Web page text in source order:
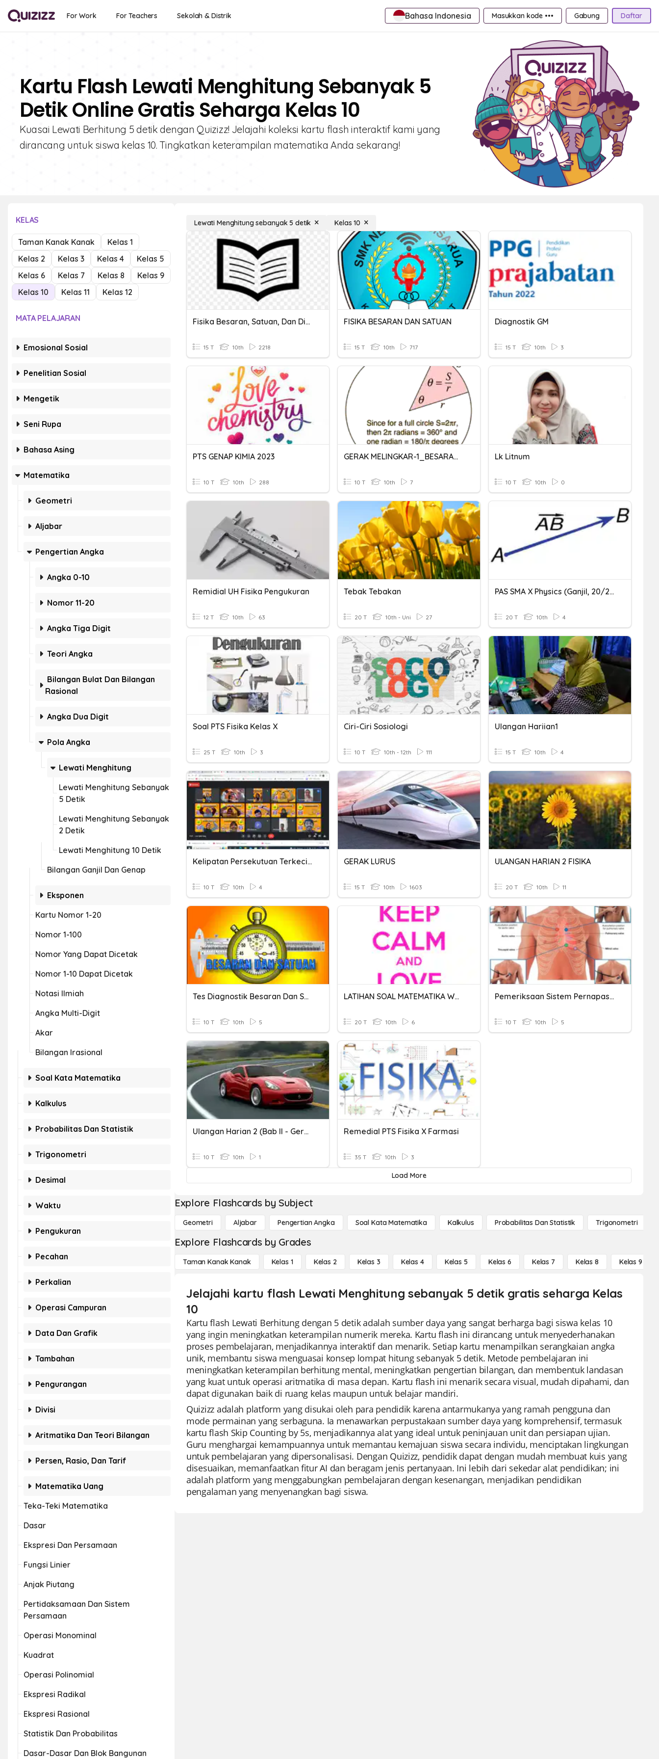
For Work For Teachers Sekolah & Distrik Bahasa Indonesia Masukkan kode ••• Gabung Daftar
Kartu Flash Lewati Menghitung Sebanyak 5
Detik Online Gratis Seharga Kelas 10
Kuasai Lewati Berhitung 5 detik dengan Quizizz! Jelajahi koleksi kartu flash interaktif kami yang
dirancang untuk siswa kelas 10. Tingkatkan keterampilan matematika Anda sekarang!
KELAS
Taman Kanak Kanak
Kelas 1
Kelas 2
Kelas 3 Kelas 4
Kelas 5
Kelas 6
Kelas 7 Kelas 8
Kelas 9
Kelas 10
Kelas 11 Kelas 12
MATA PELAJARAN
Emosional Sosial
Penelitian Sosial
Mengetik
Seni Rupa
Bahasa Asing
Matematika
Geometri
Aljabar
Pengertian Angka
Angka 0-10
Nomor 11-20
Angka Tiga Digit
Teori Angka
Bilangan Bulat Dan Bilangan
Rasional
Angka Dua Digit
Pola Angka
Lewati Menghitung
Lewati Menghitung Sebanyak
5 Detik
Lewati Menghitung Sebanyak
2 Detik
Lewati Menghitung 10 Detik
Bilangan Ganjil Dan Genap
Eksponen
Kartu Nomor 1-20
Nomor 1-100
Nomor Yang Dapat Dicetak
Nomor 1-10 Dapat Dicetak
Notasi Ilmiah
Angka Multi-Digit
Akar
Bilangan Irasional
Soal Kata Matematika
Kalkulus
Probabilitas Dan Statistik
Trigonometri
Desimal
Waktu
Pengukuran
Pecahan
Perkalian
Operasi Campuran
Data Dan Grafik
Tambahan
Pengurangan
Divisi
Aritmatika Dan Teori Bilangan
Persen, Rasio, Dan Tarif
Matematika Uang
Teka-Teki Matematika
Dasar
Ekspresi Dan Persamaan
Fungsi Linier
Anjak Piutang
Pertidaksamaan Dan Sistem
Persamaan
Operasi Monominal
Kuadrat
Operasi Polinomial
Ekspresi Radikal
Ekspresi Rasional
Statistik Dan Probabilitas
Dasar-Dasar Dan Blok Bangunan
Lewati Menghitung sebanyak 5 detik Kelas 10
Fisika Besaran, Satuan, Dan Dimensi
15 T 10th 2218
FISIKA BESARAN DAN SATUAN
15 T 10th 717
Diagnostik GM
15 T 10th 3
PTS GENAP KIMIA 2023
10 T 10th 288
GERAK MELINGKAR-1_BESARAN ANGULAR
10 T 10th 7
Lk Litnum
10 T 10th 0
Remidial UH Fisika Pengukuran
12 T 10th 63
Tebak Tebakan
20 T 10th - Uni 27
PAS SMA X Physics (Ganjil, 20/21)
20 T 10th 4
Soal PTS Fisika Kelas X
25 T 10th 3
Ciri-Ciri Sosiologi
10 T 10th - 12th 111
Ulangan Hariian1
15 T 10th 4
Kelipatan Persekutuan Terkecil PPG DALJAB
10 T 10th 4
GERAK LURUS
15 T 10th 1603
ULANGAN HARIAN 2 FISIKA
20 T 10th 11
Tes Diagnostik Besaran Dan Satuan
10 T 10th 5
LATIHAN SOAL MATEMATIKA WAJIB PERSIAPAN PAS
20 T 10th 6
Pemeriksaan Sistem Pernapasan SMK Kelas X
10 T 10th 5
Ulangan Harian 2 (Bab II - Gerak)
10 T 10th 1
Remedial PTS Fisika X Farmasi
35 T 10th 3
Load More
Explore Flashcards by Subject
Geometri Aljabar Pengertian Angka Soal Kata Matematika Kalkulus Probabilitas Dan Statistik Trigonometri
Explore Flashcards by Grades
Taman Kanak Kanak Kelas 1 Kelas 2 Kelas 3 Kelas 4 Kelas 5 Kelas 6 Kelas 7 Kelas 8 Kelas 9
Jelajahi kartu flash Lewati Menghitung sebanyak 5 detik gratis seharga Kelas
10
Kartu flash Lewati Berhitung dengan 5 detik adalah sumber daya yang sangat berharga bagi siswa kelas 10
yang ingin meningkatkan keterampilan numerik mereka. Kartu flash ini dirancang untuk menyederhanakan
proses pembelajaran, menjadikannya interaktif dan menarik. Setiap kartu menampilkan serangkaian angka
unik, membantu siswa menguasai konsep lompat hitung sebanyak 5 detik. Metode pembelajaran ini
meningkatkan keterampilan berhitung mental, meningkatkan pengertian bilangan, dan membentuk landasan
yang kuat untuk operasi aritmatika di masa depan. Kartu flash ini menarik secara visual, mudah dipahami, dan
dapat digunakan baik di ruang kelas maupun untuk belajar mandiri.
Quizizz adalah platform yang disukai oleh para pendidik karena antarmukanya yang ramah pengguna dan
mode permainan yang serbaguna. Ia menawarkan perpustakaan sumber daya yang komprehensif, termasuk
kartu flash Skip Counting by 5s, menjadikannya alat yang ideal untuk peninjauan unit dan persiapan ujian.
Guru menghargai kemampuannya untuk memantau kemajuan siswa secara individu, menciptakan lingkungan
untuk pembelajaran yang dipersonalisasi. Dengan Quizizz, pendidik dapat dengan mudah membuat kuis yang
disesuaikan, memanfaatkan fitur AI dan beragam jenis pertanyaan. Ini lebih dari sekedar alat pendidikan; ini
adalah platform yang menggabungkan pembelajaran dengan kesenangan, menjadikan pendidikan
pengalaman yang menyenangkan bagi siswa.